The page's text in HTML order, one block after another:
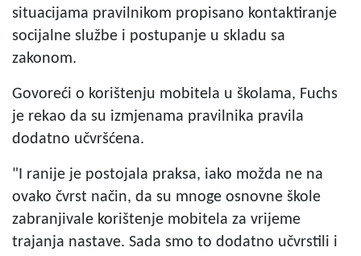
situacijama pravilnikom propisano kontaktiranje
socijalne službe i postupanje u skladu sa
zakonom.
Govoreći o korištenju mobitela u školama, Fuchs
je rekao da su izmjenama pravilnika pravila
dodatno učvršćena.
"I ranije je postojala praksa, iako možda ne na
ovako čvrst način, da su mnoge osnovne škole
zabranjivale korištenje mobitela za vrijeme
trajanja nastave. Sada smo to dodatno učvrstili i